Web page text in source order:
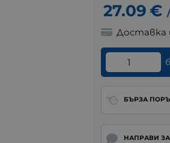
27.09€
Доставка
БЪРЗА
НАПРАВИ